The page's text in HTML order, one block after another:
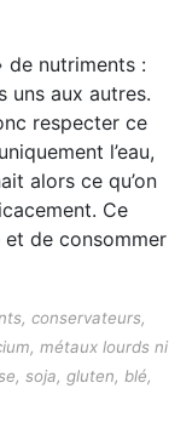
de nutriments :
uns aux autres.
respecter ce
l’eau,
alors ce qu’on
Ce
de consommer
conservateurs,
métaux lourds ni
soja, gluten, blé,